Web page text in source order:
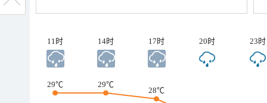
11时 14时 17时 20时 23时
29℃ 29℃
28℃